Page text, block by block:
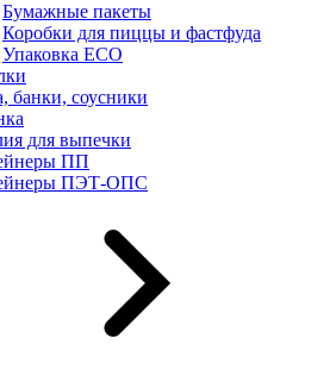
Бумажные пакеты
Коробки для пиццы и фастфуда
Упаковка ECO
банки, соусники
для выпечки
ПП
ПЭТ-ОПС